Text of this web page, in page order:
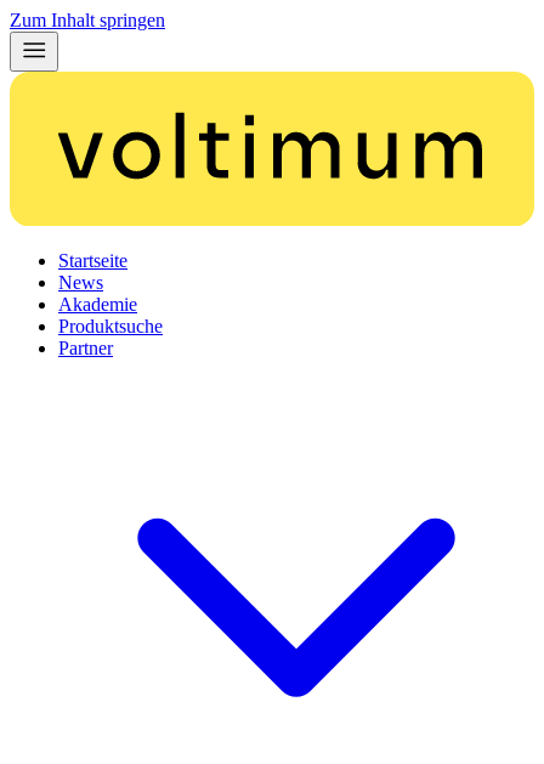
Zum Inhalt springen
Startseite
News
Akademie
Produktsuche
Partner